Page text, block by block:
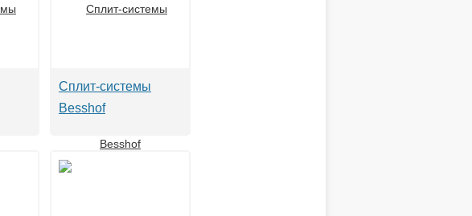
Сплит-системы
Besshof